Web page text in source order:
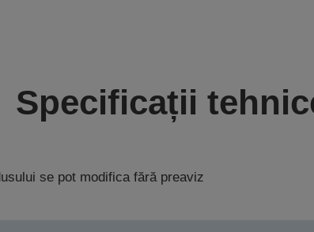
Specificații
se pot modifica fără preaviz